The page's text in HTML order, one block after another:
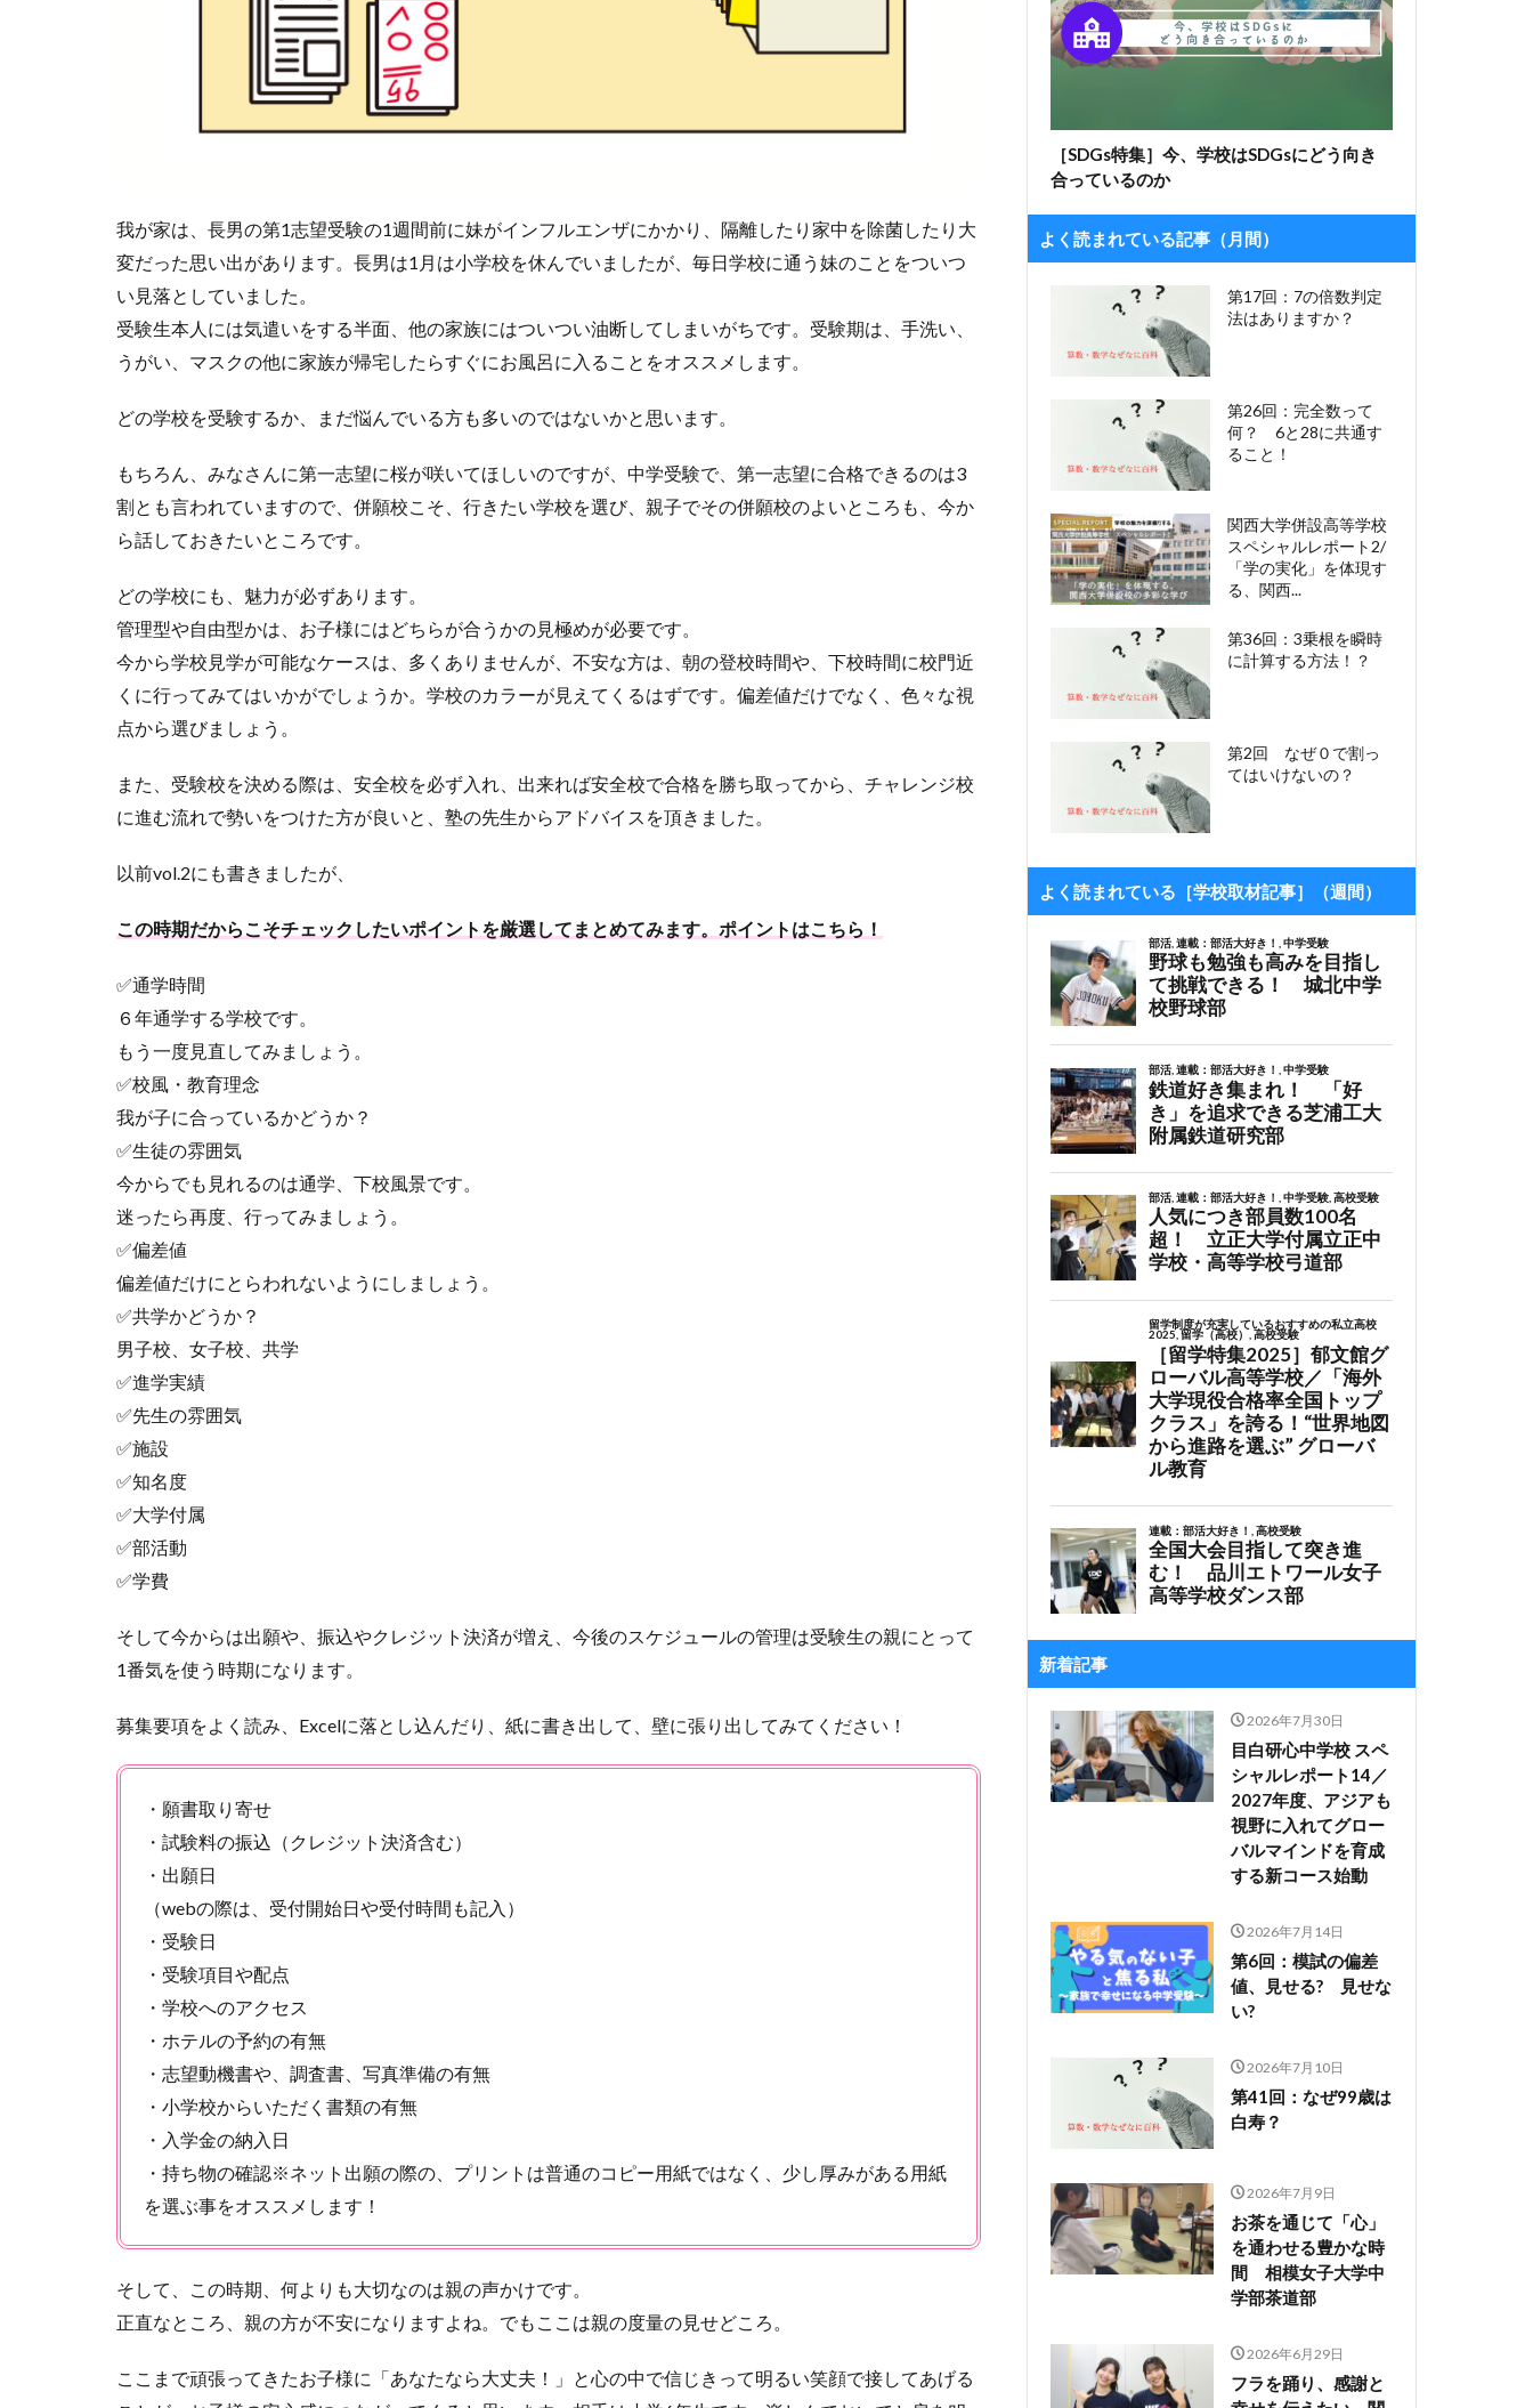
我が家は、長男の第1志望受験の1週間前に妹がインフルエンザにかかり、隔離したり家中を除菌したり大
変だった思い出があります。長男は1月は小学校を休んでいましたが、毎日学校に通う妹のことをついつ
い見落としていました。
受験生本人には気遣いをする半面、他の家族にはついつい油断してしまいがちです。受験期は、手洗い、
うがい、マスクの他に家族が帰宅したらすぐにお風呂に入ることをオススメします。
どの学校を受験するか、まだ悩んでいる方も多いのではないかと思います。
もちろん、みなさんに第一志望に桜が咲いてほしいのですが、中学受験で、第一志望に合格できるのは3
割とも言われていますので、併願校こそ、行きたい学校を選び、親子でその併願校のよいところも、今か
ら話しておきたいところです。
どの学校にも、魅力が必ずあります。
管理型や自由型かは、お子様にはどちらが合うかの見極めが必要です。
今から学校見学が可能なケースは、多くありませんが、不安な方は、朝の登校時間や、下校時間に校門近
くに行ってみてはいかがでしょうか。学校のカラーが見えてくるはずです。偏差値だけでなく、色々な視
点から選びましょう。
また、受験校を決める際は、安全校を必ず入れ、出来れば安全校で合格を勝ち取ってから、チャレンジ校
に進む流れで勢いをつけた方が良いと、塾の先生からアドバイスを頂きました。
以前vol.2にも書きましたが、
この時期だからこそチェックしたいポイントを厳選してまとめてみます。ポイントはこちら！
✅通学時間
６年通学する学校です。
もう一度見直してみましょう。
✅校風・教育理念
我が子に合っているかどうか？
✅生徒の雰囲気
今からでも見れるのは通学、下校風景です。
迷ったら再度、行ってみましょう。
✅偏差値
偏差値だけにとらわれないようにしましょう。
✅共学かどうか？
男子校、女子校、共学
✅進学実績
✅先生の雰囲気
✅施設
✅知名度
✅大学付属
✅部活動
✅学費
そして今からは出願や、振込やクレジット決済が増え、今後のスケジュールの管理は受験生の親にとって
1番気を使う時期になります。
募集要項をよく読み、Excelに落とし込んだり、紙に書き出して、壁に張り出してみてください！
・願書取り寄せ
・試験料の振込（クレジット決済含む）
・出願日
（webの際は、受付開始日や受付時間も記入）
・受験日
・受験項目や配点
・学校へのアクセス
・ホテルの予約の有無
・志望動機書や、調査書、写真準備の有無
・小学校からいただく書類の有無
・入学金の納入日
・持ち物の確認※ネット出願の際の、プリントは普通のコピー用紙ではなく、少し厚みがある用紙
を選ぶ事をオススメします！
そして、この時期、何よりも大切なのは親の声かけです。
正直なところ、親の方が不安になりますよね。でもここは親の度量の見せどころ。
ここまで頑張ってきたお子様に「あなたなら大丈夫！」と心の中で信じきって明るい笑顔で接してあげる
［SDGs特集］今、学校はSDGsにどう向き
合っているのか
よく読まれている記事（月間）
第17回：7の倍数判定
法はありますか？
第26回：完全数って
何？ 6と28に共通す
ること！
関西大学併設高等学校
スペシャルレポート2/
「学の実化」を体現す
る、関西...
第36回：3乗根を瞬時
に計算する方法！？
第2回 なぜ０で割っ
てはいけないの？
よく読まれている［学校取材記事］（週間）
新着記事
2026年7月30日
目白研心中学校 スペ
シャルレポート14／
2027年度、アジアも
視野に入れてグロー
バルマインドを育成
する新コース始動
2026年7月14日
第6回：模試の偏差
値、見せる? 見せな
い?
2026年7月10日
第41回：なぜ99歳は
白寿？
2026年7月9日
お茶を通じて「心」
を通わせる豊かな時
間 相模女子大学中
学部茶道部
2026年6月29日
フラを踊り、感謝と